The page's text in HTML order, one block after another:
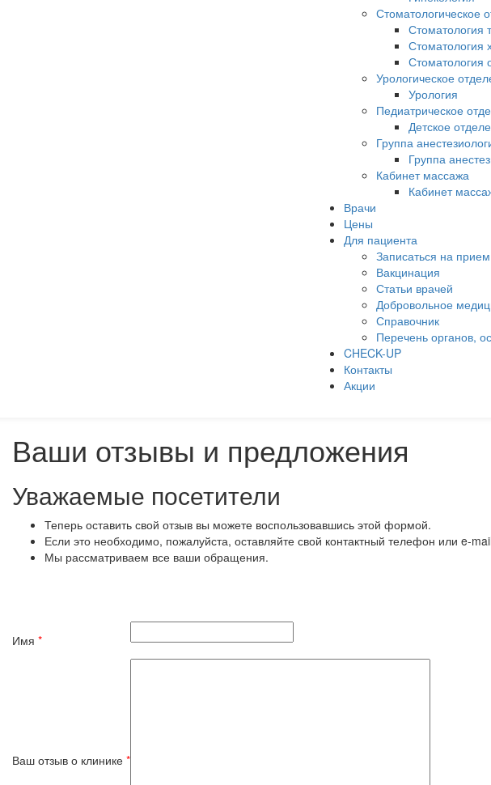
Стоматологическое
Стоматология
Стоматология
Стоматология
Урологическое
Урология
Педиатрическое
Детское
Группа
Группа
Кабинет массажа
Кабинет
Врачи
Цены
Для пациента
Записаться на прием
Вакцинация
Статьи врачей
Добровольное
Справочник
Перечень органов,
CHECK-UP
Контакты
Акции
Ваши отзывы и предложения
Уважаемые посетители
Теперь оставить свой отзыв вы можете воспользовавшись этой формой.
Если это необходимо, пожалуйста, оставляйте свой контактный телефон или e-
Мы рассматриваем все ваши обращения.
Имя *
Ваш отзыв о клинике *